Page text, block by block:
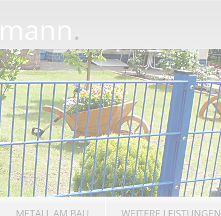
.
METALL AM BAU WEITERE LEISTUNGEN